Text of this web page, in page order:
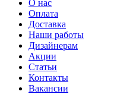
О нас
Оплата
Доставка
Наши работы
Дизайнерам
Акции
Статьи
Контакты
Вакансии